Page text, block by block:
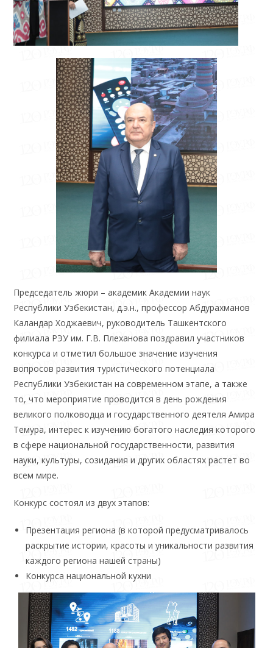
Председатель жюри – академик Академии наук
Республики Узбекистан, д.э.н., профессор Абдурахманов
Каландар Ходжаевич, руководитель Ташкентского
филиала РЭУ им. Г.В. Плеханова поздравил участников
конкурса и отметил большое значение изучения
вопросов развития туристического потенциала
Республики Узбекистан на современном этапе, а также
то, что мероприятие проводится в день рождения
великого полководца и государственного деятеля Амира
Темура, интерес к изучению богатого наследия которого
в сфере национальной государственности, развития
науки, культуры, созидания и других областях растет во
всем мире.
Конкурс состоял из двух этапов:
Презентация региона (в которой предусматривалось
раскрытие истории, красоты и уникальности развития
каждого региона нашей страны)
Конкурса национальной кухни